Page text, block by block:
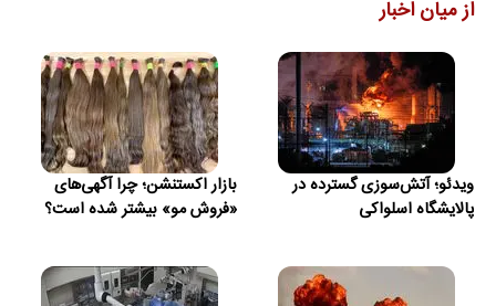
از میان اخبار
ویدئو؛ آتش‌سوزی گسترده در
پالایشگاه اسلواکی
بازار اکستنشن؛ چرا آگهی‌های
«فروش مو» بیشتر شده است؟